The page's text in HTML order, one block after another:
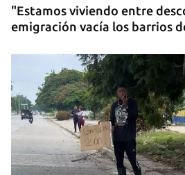
"Estamos viviendo entre
emigración vacía los barrios